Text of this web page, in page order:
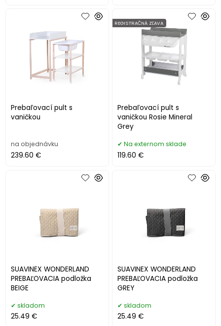
Prebaľovací pult s
vaničkou
na objednávku
239.60 €
Prebaľovací pult s
vaničkou Rosie Mineral
Grey
REGISTRAČNÁ ZĽAVA
Na externom sklade
119.60 €
SUAVINEX WONDERLAND
PREBAĽOVACIA podložka
BEIGE
skladom
25.49 €
SUAVINEX WONDERLAND
PREBAĽOVACIA podložka
GREY
skladom
25.49 €